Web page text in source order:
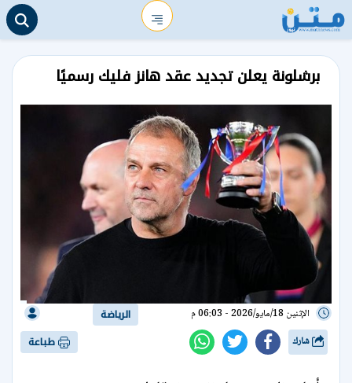
برشلونة يعلن تجديد عقد هانز فليك رسميًا
الإثنين 18/مايو/2026 - 06:03 م الرياضة
طباعة